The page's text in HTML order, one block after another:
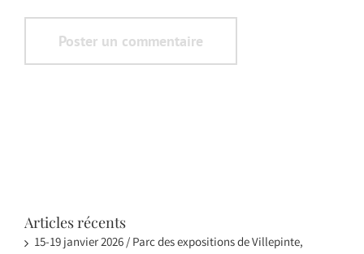
Articles récents
15-19 janvier 2026 / Parc des expositions de Villepinte,